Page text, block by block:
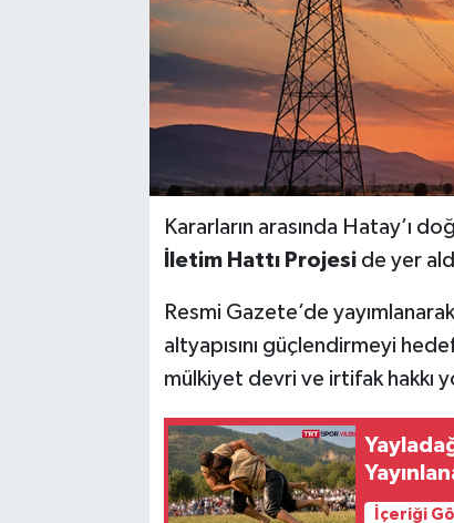
Kararların arasında Hatay’ı
İletim Hattı Projeside yer
Resmi Gazete’de
altyapısını güçlendirmeyi
mülkiyet devri ve irtifak hakkı
İçeriği